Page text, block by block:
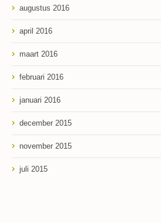
augustus 2016
april 2016
maart 2016
februari 2016
januari 2016
december 2015
november 2015
juli 2015